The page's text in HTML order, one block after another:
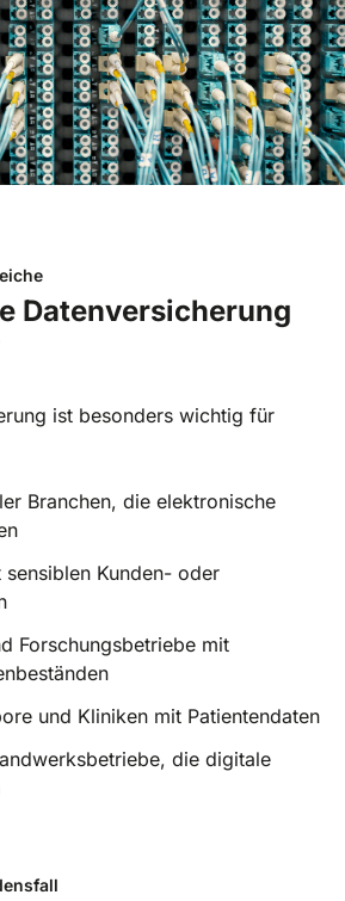
Datenversicherung
ist besonders wichtig für
Branchen, die elektronische
sensiblen Kunden- oder
Forschungsbetriebe mit
und Kliniken mit Patientendaten
die digitale